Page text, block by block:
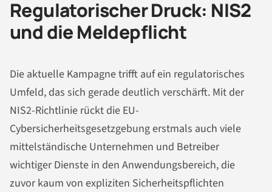
Regulatorischer Druck: NIS2
und die Meldepflicht
Die aktuelle Kampagne trifft auf ein regulatorisches
Umfeld, das sich gerade deutlich verschärft. Mit der
NIS2-Richtlinie rückt die EU-
Cybersicherheitsgesetzgebung erstmals auch viele
mittelständische Unternehmen und Betreiber
wichtiger Dienste in den Anwendungsbereich, die
zuvor kaum von expliziten Sicherheitspflichten